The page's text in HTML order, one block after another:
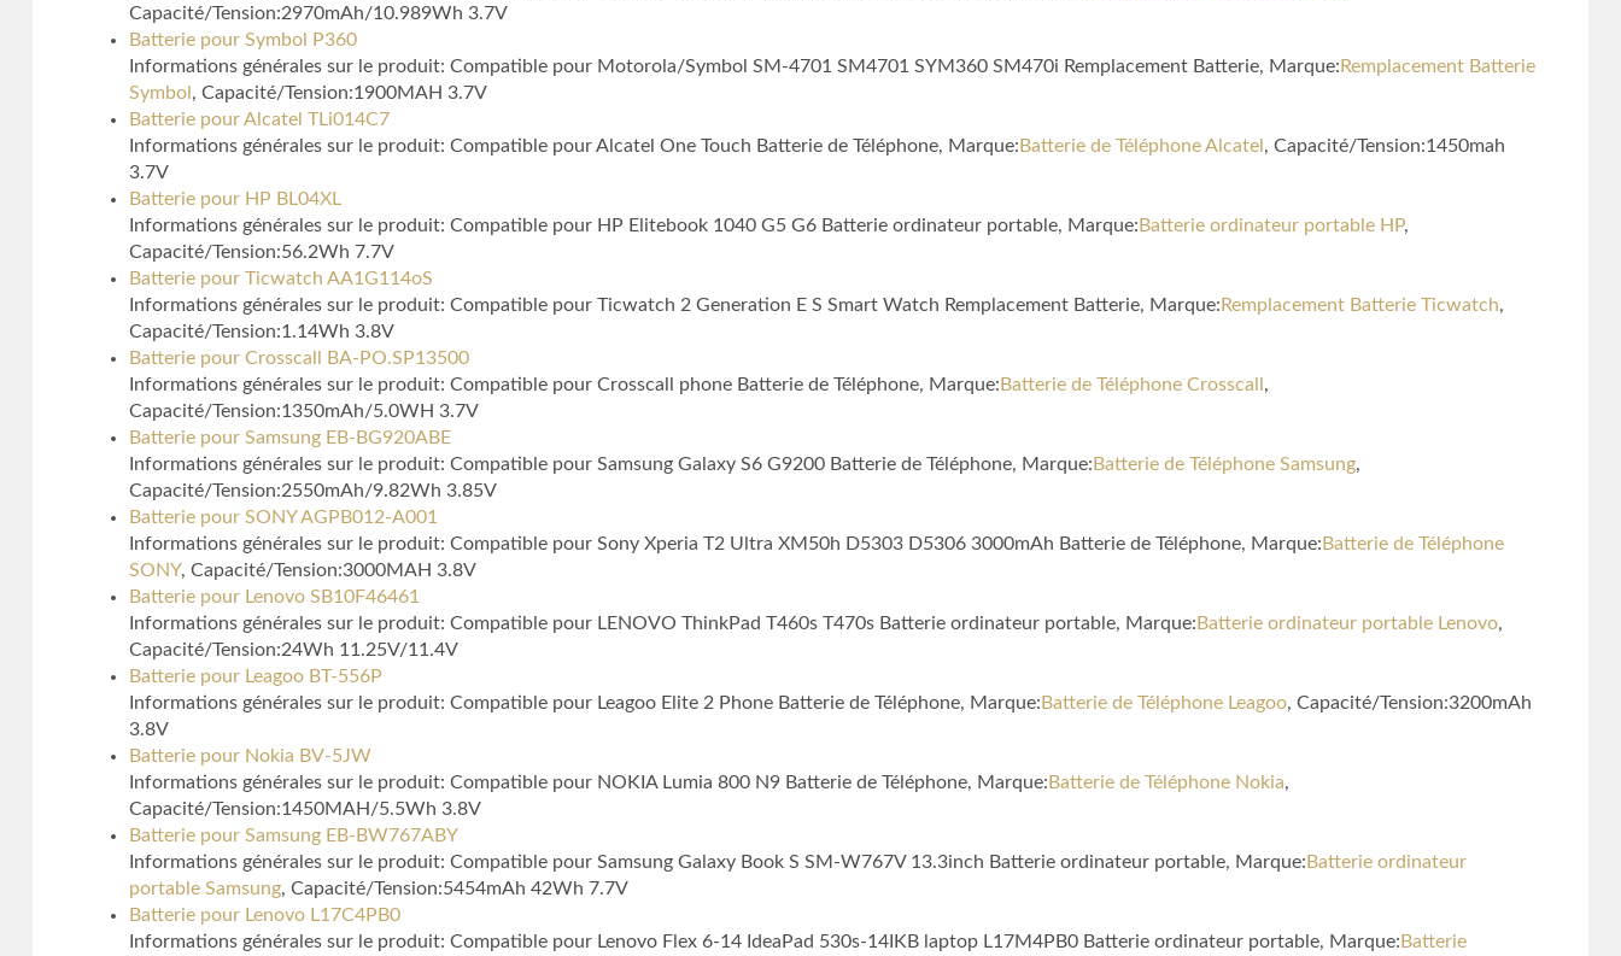
Capacité/Tension:2970mAh/10.989Wh 3.7V
Batterie pour Symbol P360
Informations générales sur le produit: Compatible pour Motorola/Symbol SM-4701 SM4701 SYM360 SM470i Remplacement Batterie, Marque: Remplacement Batterie
Symbol , Capacité/Tension:1900MAH 3.7V
Batterie pour Alcatel TLi014C7
Informations générales sur le produit: Compatible pour Alcatel One Touch Batterie de Téléphone, Marque: Batterie de Téléphone Alcatel , Capacité/Tension:1450mah
3.7V
Batterie pour HP BL04XL
Informations générales sur le produit: Compatible pour HP Elitebook 1040 G5 G6 Batterie ordinateur portable, Marque: Batterie ordinateur portable HP,
Capacité/Tension:56.2Wh 7.7V
Batterie pour Ticwatch AA1G114oS
Informations générales sur le produit: Compatible pour Ticwatch 2 Generation E S Smart Watch Remplacement Batterie, Marque: Remplacement Batterie Ticwatch,
Capacité/Tension:1.14Wh 3.8V
Batterie pour Crosscall BA-PO.SP13500
Informations générales sur le produit: Compatible pour Crosscall phone Batterie de Téléphone, Marque: Batterie de Téléphone Crosscall ,
Capacité/Tension:1350mAh/5.0WH 3.7V
Batterie pour Samsung EB-BG920ABE
Informations générales sur le produit: Compatible pour Samsung Galaxy S6 G9200 Batterie de Téléphone, Marque: Batterie de Téléphone Samsung,
Capacité/Tension:2550mAh/9.82Wh 3.85V
Batterie pour SONY AGPB012-A001
Informations générales sur le produit: Compatible pour Sony Xperia T2 Ultra XM50h D5303 D5306 3000mAh Batterie de Téléphone, Marque: Batterie de Téléphone
SONY, Capacité/Tension:3000MAH 3.8V
Batterie pour Lenovo SB10F46461
Informations générales sur le produit: Compatible pour LENOVO ThinkPad T460s T470s Batterie ordinateur portable, Marque: Batterie ordinateur portable Lenovo,
Capacité/Tension:24Wh 11.25V/11.4V
Batterie pour Leagoo BT-556P
Informations générales sur le produit: Compatible pour Leagoo Elite 2 Phone Batterie de Téléphone, Marque: Batterie de Téléphone Leagoo, Capacité/Tension:3200mAh
3.8V
Batterie pour Nokia BV-5JW
Informations générales sur le produit: Compatible pour NOKIA Lumia 800 N9 Batterie de Téléphone, Marque: Batterie de Téléphone Nokia,
Capacité/Tension:1450MAH/5.5Wh 3.8V
Batterie pour Samsung EB-BW767ABY
Informations générales sur le produit: Compatible pour Samsung Galaxy Book S SM-W767V 13.3inch Batterie ordinateur portable, Marque: Batterie ordinateur
portable Samsung, Capacité/Tension:5454mAh 42Wh 7.7V
Batterie pour Lenovo L17C4PB0
Informations générales sur le produit: Compatible pour Lenovo Flex 6-14 IdeaPad 530s-14IKB laptop L17M4PB0 Batterie ordinateur portable, Marque: Batterie